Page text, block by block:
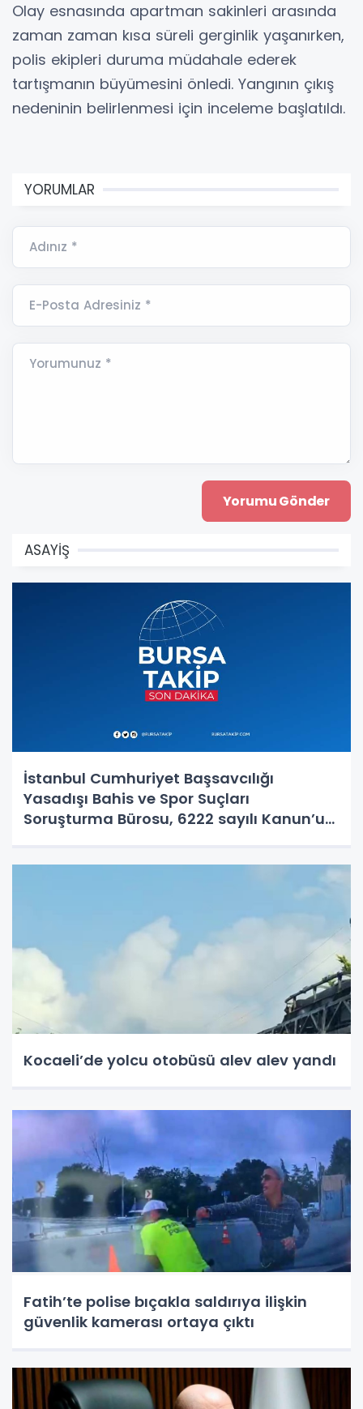
Olay esnasında apartman sakinleri arasında
zaman zaman kısa süreli gerginlik yaşanırken,
polis ekipleri duruma müdahale ederek
tartışmanın büyümesini önledi. Yangının çıkış
nedeninin belirlenmesi için inceleme başlatıldı.
YORUMLAR
Adınız *
E-Posta Adresiniz *
Yorumunuz *
ASAYİŞ
İstanbul Cumhuriyet Başsavcılığı
Yasadışı Bahis ve Spor Suçları
Soruşturma Bürosu, 6222 sayılı Kanun’un
uyuşturucu madde bulundurma ve
Kocaeli’de yolcu otobüsü alev alev yandı
Fatih’te polise bıçakla saldırıya ilişkin
güvenlik kamerası ortaya çıktı